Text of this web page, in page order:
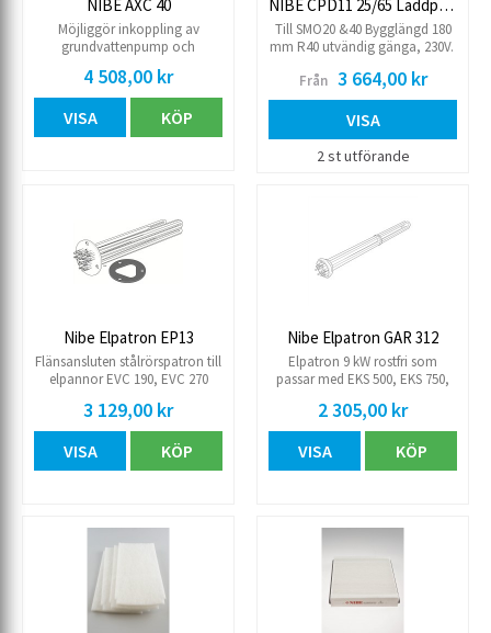
NIBE AXC 40
Möjliggör inkoppling av
grundvattenpump och
1245
4 508,00 kr
VISA KÖP
NIBE CPD11 25/65 Laddpump
Till SMO20 &40 Bygglängd 180
mm R40 utvändig gänga, 230V.
Från 3 664,00 kr
VISA
2 st utförande
Nibe Elpatron EP13
Flänsansluten stålrörspatron till
elpannor EVC 190, EVC 270
ELK 213 och
Frånluftsvärmepumpar Fighter
300-301-400-401.
3 129,00 kr
VISA KÖP
Nibe Elpatron GAR 312
Elpatron 9 kW rostfri som
passar med EKS 500, EKS 750,
450/300.
2 305,00 kr
VISA KÖP